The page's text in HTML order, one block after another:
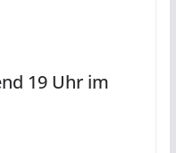
19 Uhr im